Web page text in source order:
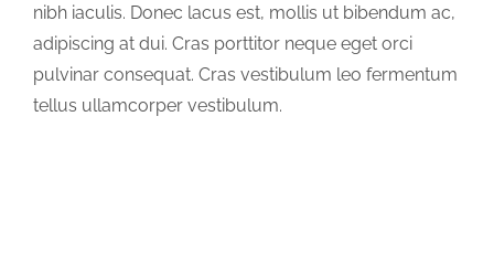
nibh iaculis. Donec lacus est, mollis ut bibendum ac,
adipiscing at dui. Cras porttitor neque eget orci
pulvinar consequat. Cras vestibulum leo fermentum
tellus ullamcorper vestibulum.